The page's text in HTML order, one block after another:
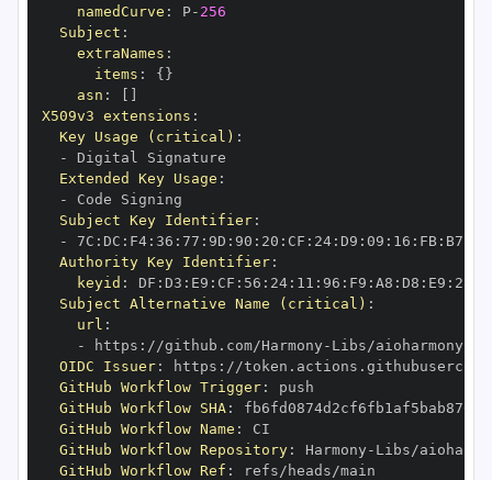
namedCurve : P- 256
Subject :
extraNames :
items : { }
asn :
X509v3 extensions :
Key Usage (critical) :
-
Extended Key Usage :
-
Subject Key Identifier:
-
7C : DC : F4: 36 : 77 : 9D : 90 : 20 : CF : 24: D9 : 09 : 16 : FB: B7
Authority Key Identifier:
keyid : DF : D3 : E9 : CF : 56 : 24: 11 : 96 : F9 : A8 : D8 : E9 : 28
Subject Alternative Name (critical) :
url :
-
https : //github.com/Harmony -
OIDC Issuer: https :
GitHub Workflow Trigger:
GitHub Workflow SHA:
GitHub Workflow Name :
GitHub Workflow Repository: Harmony -
GitHub Workflow Ref :